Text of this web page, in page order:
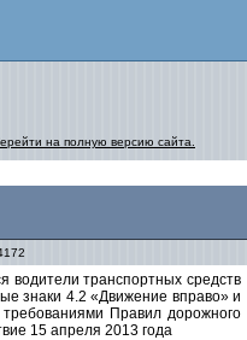
на полную версию сайта.
водители транспортных средств
знаки 4.2 «Движение вправо» и
Правил дорожного
15 апреля 2013 года